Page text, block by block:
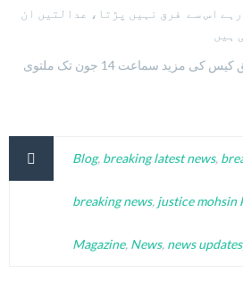
اس سے فرق نہیں پڑتا، عدالتیں ان
ہیں
عدالت نے لاپتہ افراد سے متعلق کیس کی مزید سماعت 14 جون تک ملتوی
Blog, breaking latest news,
breaking news, justice mohsin
Magazine, News, news updates